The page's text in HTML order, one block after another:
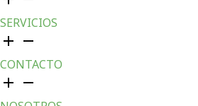
SERVICIOS
CONTACTO